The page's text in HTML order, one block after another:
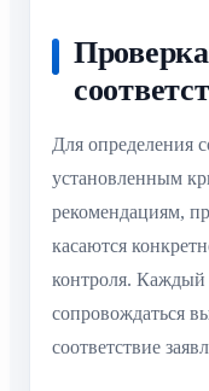
Для определения
установленным
рекомендациям,
касаются
контроля. Каждый
сопровождаться
соответствие